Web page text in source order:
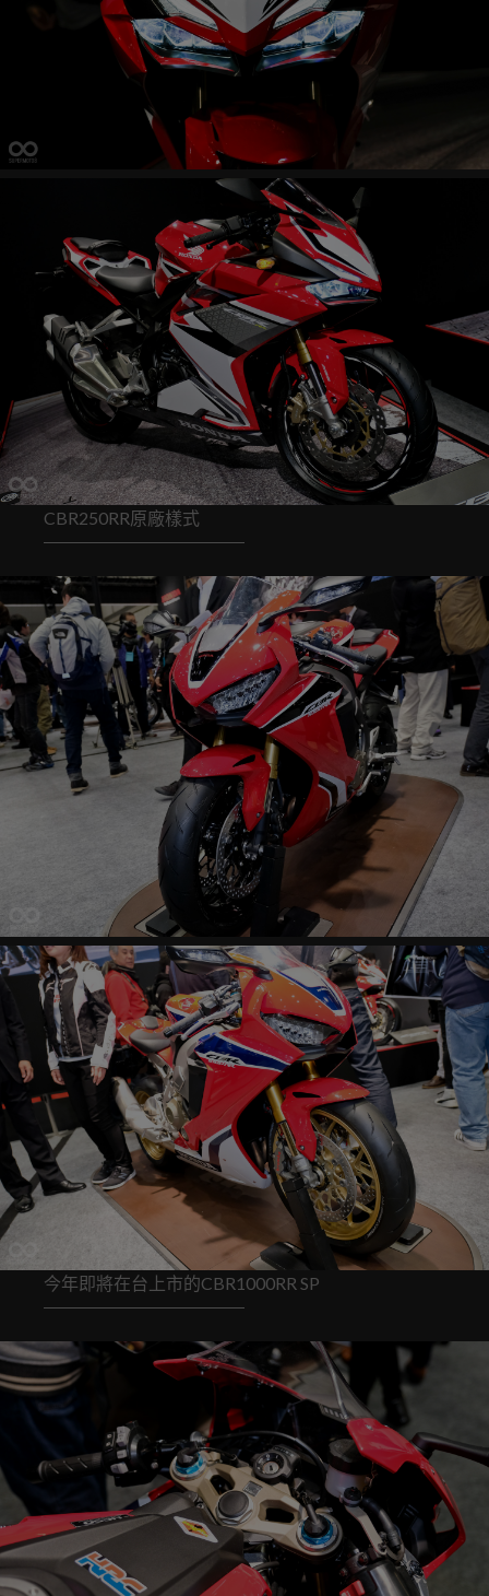
CBR250RR原廠樣式
今年即將在台上市的CBR1000RR SP